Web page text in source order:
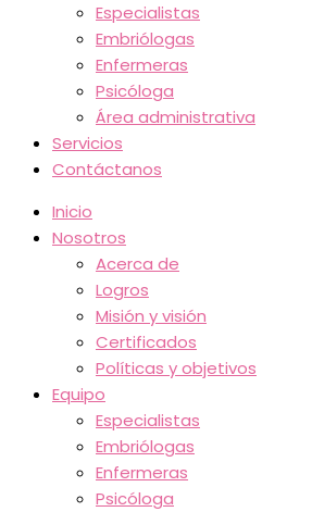
Especialistas
Embriólogas
Enfermeras
Psicóloga
Área administrativa
Servicios
Contáctanos
Inicio
Nosotros
Acerca de
Logros
Misión y visión
Certificados
Políticas y objetivos
Equipo
Especialistas
Embriólogas
Enfermeras
Psicóloga